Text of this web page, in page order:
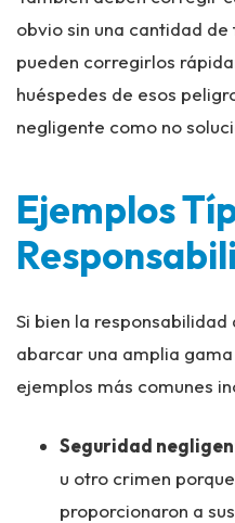
obvio sin una cantidad
pueden corregirlos
huéspedes de esos
negligente como no
Ejemplos
Si bien la
abarcar una amplia
ejemplos más comunes
Seguridad
u otro crimen
proporcionaron a